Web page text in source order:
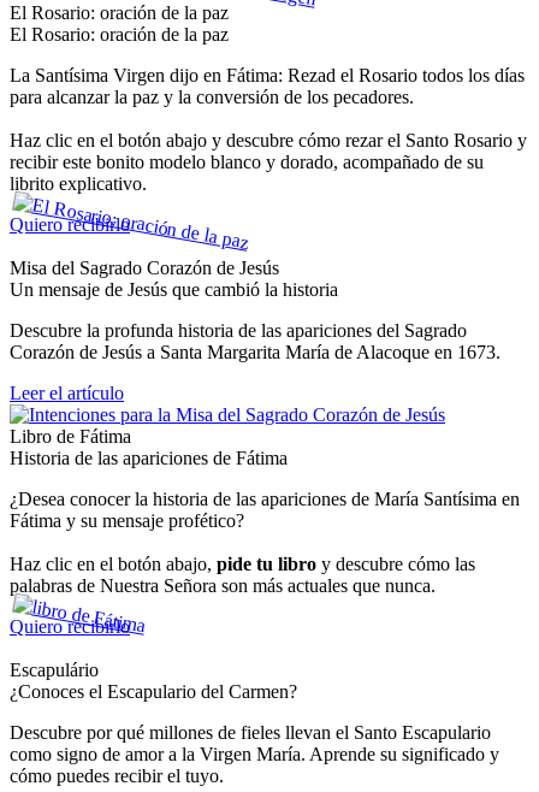
El Rosario: oración de la paz
El Rosario: oración de la paz
La Santísima Virgen dijo en Fátima: Rezad el Rosario todos los días
para alcanzar la paz y la conversión de los pecadores.
Haz clic en el botón abajo y descubre cómo rezar el Santo Rosario y
recibir este bonito modelo blanco y dorado, acompañado de su
librito explicativo.
Quiero recibirlo
Misa del Sagrado Corazón de Jesús
Un mensaje de Jesús que cambió la historia
Descubre la profunda historia de las apariciones del Sagrado
Corazón de Jesús a Santa Margarita María de Alacoque en 1673.
Leer el artículo
Libro de Fátima
Historia de las apariciones de Fátima
¿Desea conocer la historia de las apariciones de María Santísima en
Fátima y su mensaje profético?
Haz clic en el botón abajo, pide tu libro y descubre cómo las
palabras de Nuestra Señora son más actuales que nunca.
Quiero recibirlo
Escapulário
¿Conoces el Escapulario del Carmen?
Descubre por qué millones de fieles llevan el Santo Escapulario
como signo de amor a la Virgen María. Aprende su significado y
cómo puedes recibir el tuyo.